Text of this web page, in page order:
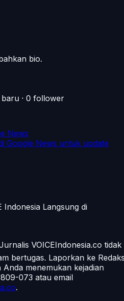
bio.
· 0 follower
News
Google News untuk update
Indonesia Langsung di
VOICEIndonesia.co tidak
bertugas. Laporkan ke
Anda menemukan kejadian
073 atau email
.